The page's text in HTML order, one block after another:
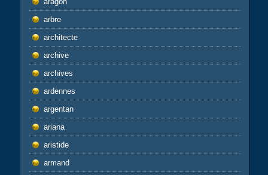
arbre
architecte
archive
archives
ardennes
argentan
ariana
aristide
armand